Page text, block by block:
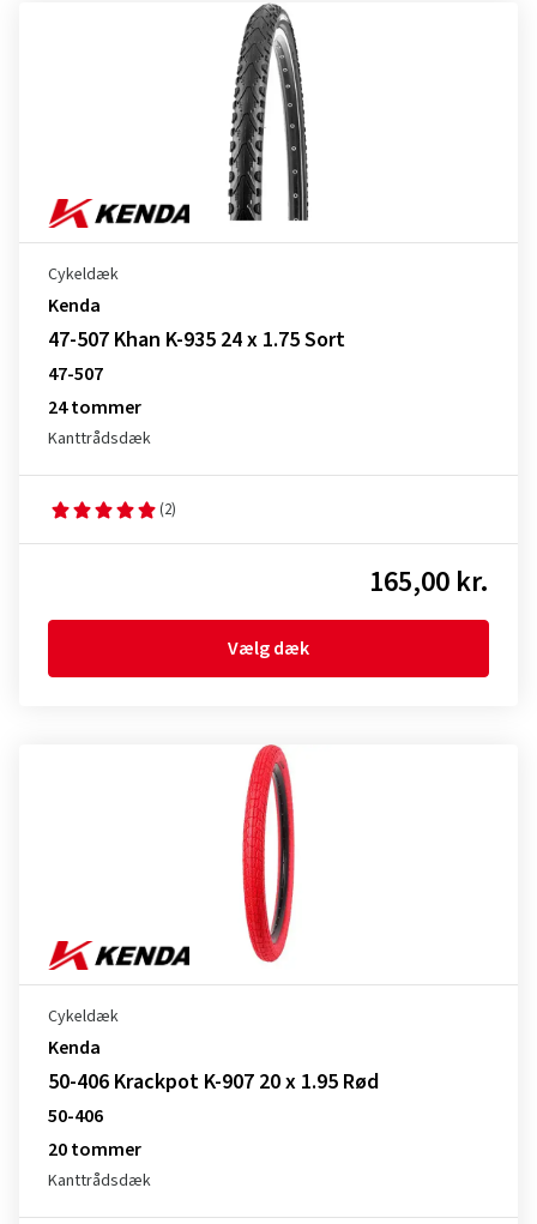
Cykeldæk
Kenda
47-507 Khan K-935 24 x 1.75 Sort
47-507
24 tommer
Kanttrådsdæk
(2)
165,00 kr.
Vælg dæk
Cykeldæk
Kenda
50-406 Krackpot K-907 20 x 1.95 Rød
50-406
20 tommer
Kanttrådsdæk